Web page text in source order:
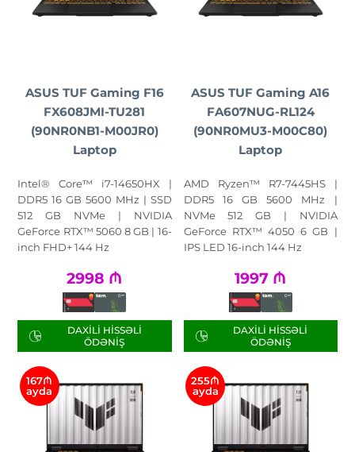
ASUS TUF Gaming F16
FX608JMI-TU281
(90NR0NB1-M00JR0)
Laptop
Intel® Core™ i7-14650HX |
DDR5 16 GB 5600 MHz | SSD
512 GB NVMe | NVIDIA
GeForce RTX™ 5060 8 GB | 16-
inch FHD+ 144 Hz
2998 ₼
DAXILI HISSƏLI
ÖDƏNIŞ
ASUS TUF Gaming A16
FA607NUG-RL124
(90NR0MU3-M00C80)
Laptop
AMD Ryzen™ R7-7445HS |
DDR5 16 GB 5600 MHz |
NVMe 512 GB | NVIDIA
GeForce RTX™ 4050 6 GB |
IPS LED 16-inch 144 Hz
1997 ₼
DAXILI HISSƏLI
ÖDƏNIŞ
167₼
ayda
255₼
ayda